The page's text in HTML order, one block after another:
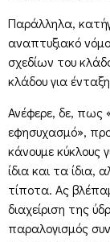
Παράλληλα,
αναπτυξιακό
σχεδίων του
κλάδου για
Ανέφερε, δε, πως
εφησυχασμό»,
κάνουμε κύκλους
ίδια και τα ίδια,
τίποτα. Ας
διαχείριση της
παραλογισμός